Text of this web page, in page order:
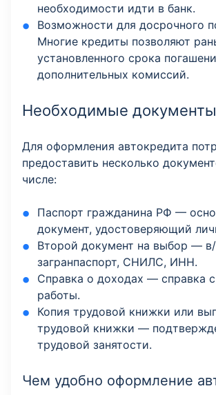
необходимости идти в банк.
Возможности для досрочного
Многие кредиты позволяют
установленного срока
дополнительных комиссий.
Необходимые документы
Для оформления автокредита
предоставить несколько
числе:
Паспорт гражданина РФ —
документ, удостоверяющий
Второй документ на выбор — в/
загранпаспорт, СНИЛС, ИНН.
Справка о доходах — справка
работы.
Копия трудовой книжки или
трудовой книжки —
трудовой занятости.
Чем удобно оформление